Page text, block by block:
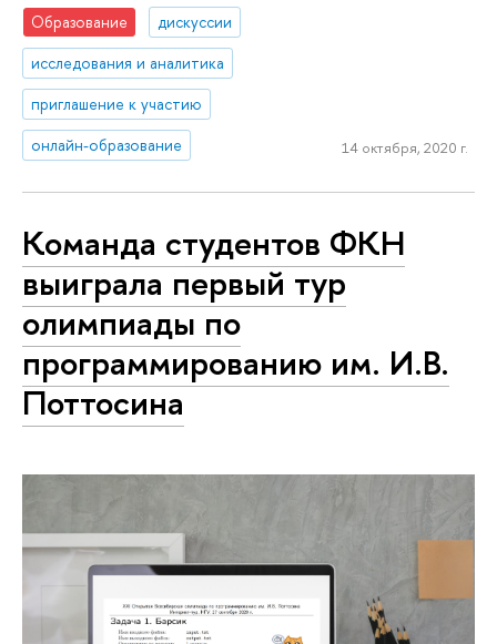
Образование
дискуссии
исследования и аналитика
приглашение к участию
онлайн-образование
14 октября, 2020 г.
Команда студентов ФКН
выиграла первый тур
олимпиады по
программированию им. И.В.
Поттосина